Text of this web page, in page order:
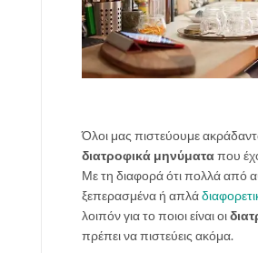
Όλοι μας πιστεύουμε
διατροφικά μηνύματαπου
Με τη διαφορά ότι πολλά από
ξεπερασμένα ή απλά
λοιπόν για το ποιοι είναι οι
πρέπει να πιστεύεις ακόμα.